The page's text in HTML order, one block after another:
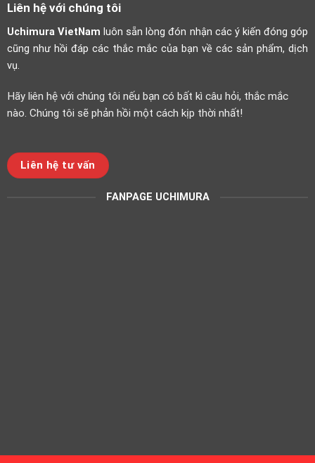
Liên hệ với chúng tôi
Uchimura VietNam luôn sẵn lòng đón nhận các ý kiến đóng góp
cũng như hồi đáp các thắc mắc của bạn về các sản phẩm, dịch
vụ.
Hãy liên hệ với chúng tôi nếu bạn có bất kì câu hỏi, thắc mắc
nào. Chúng tôi sẽ phản hồi một cách kịp thời nhất!
Liên hệ tư vấn
FANPAGE UCHIMURA